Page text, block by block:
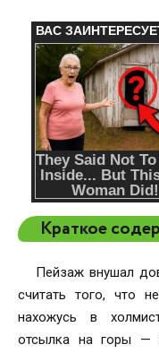
Краткое
Пейзаж внушал
считать того, что
нахожусь в
отсылка на горы —